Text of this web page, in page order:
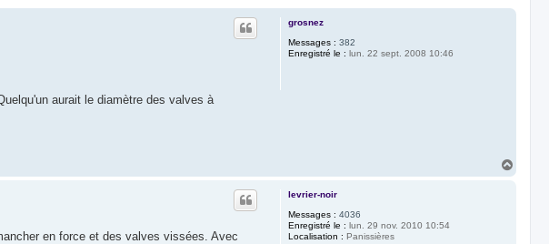
grosnez
Messages : 382
Enregistré le : lun. 22 sept. 2008 10:46
aurait le diamètre des valves à
levrier-noir
Messages : 4036
Enregistré le : lun. 29 nov. 2010 10:54
Localisation : Panissières
en force et des valves vissées. Avec